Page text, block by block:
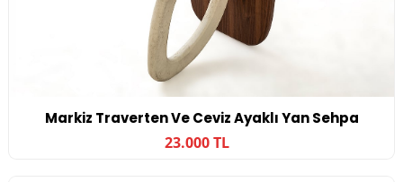
Markiz Traverten Ve Ceviz Ayaklı Yan Sehpa
23.000 TL